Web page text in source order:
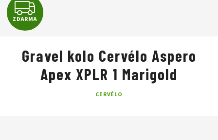
Gravel kolo Cervélo Aspero
Apex XPLR 1 Marigold
CERVÉLO
Z
D
A
R
M
ZDARMA